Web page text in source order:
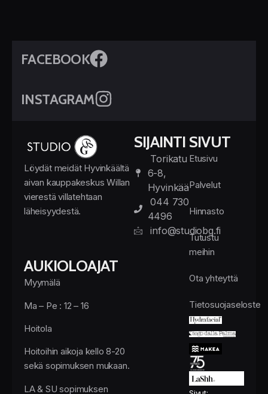
FACEBOOK
INSTAGRAM
Löydät meidät Hyvinkäältä
aivan kauppakeskus Willan
vierestä villatehtaan
läheisyydestä.
AUKIOLOAJAT
Myymälä
Ma – Pe : 12 – 16
Hoitola
Hoitoihin aikoja kello 8-20
sekä sopimuksen mukaan.
LA & SU sopimuksen
SIJAINTI
Torikatu
6-8,
Hyvinkää
044 730
4496
info@studiobg.fi
SIVUT
Etusivu
Palvelut
Hinnasto
Tutustu
meihin
Ota yhteyttä
Tietosuojaseloste